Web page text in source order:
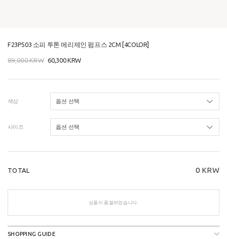
F23P503 소피 투톤 메리제인 펌프스 2CM [4COLOR]
89,000KRW 60,300KRW
색상
사이즈
TOTAL 0 KRW
상품이 품절되었습니다.
SHOPPING GUIDE